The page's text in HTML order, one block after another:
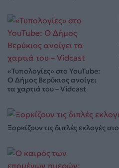
«Τυπολογίες» στο YouTube:
Ο Δήμος Βερύκιος ανοίγει
τα χαρτιά του – Vidcast
Ξορκίζουν τις διπλές εκλογές